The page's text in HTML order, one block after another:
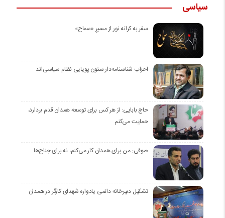
سیاسی
سفر به کرانه‌ نور از مسیرِ «سماح»
احزاب شناسنامه‌دار ستون پویایی نظام سیاسی‌اند
حاج بابایی: از هر کس برای توسعه همدان قدم بردارد،
حمایت می‌کنم
صوفی: من برای همدان کار می‌کنم، نه برای جناح‌ها
تشکیل دبیرخانه دائمی یادواره شهدای کارگر در همدان